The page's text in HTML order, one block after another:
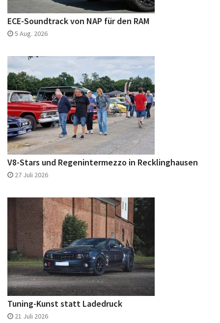
ECE-Soundtrack von NAP für den RAM
5 Aug. 2026
V8-Stars und Regenintermezzo in Recklinghausen
27 Juli 2026
Tuning-Kunst statt Ladedruck
21 Juli 2026